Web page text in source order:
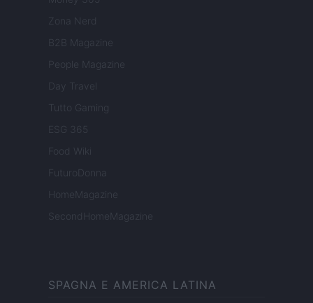
Zona Nerd
B2B Magazine
People Magazine
Day Travel
Tutto Gaming
ESG 365
Food Wiki
FuturoDonna
HomeMagazine
SecondHomeMagazine
SPAGNA E AMERICA LATINA